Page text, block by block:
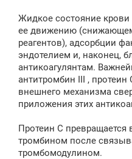
Жидкое состояние крови
ее движению
реагентов), адсорбции
эндотелием и, наконец,
антикоагулянтам.
антитромбин III , протеин
внешнего механизма
приложения этих
Протеин С превращается
тромбином после
тромбомодулином.